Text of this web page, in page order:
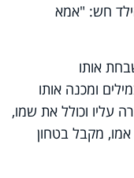
חש: "אמא
אותו
ומכנה אותו
עליו וכולל את שמו,
מקבל בטחון